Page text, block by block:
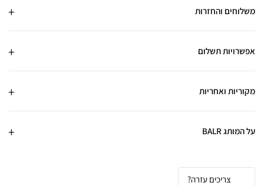
משלוחים והחזרות
אפשרויות תשלום
מקוריות ואחריות
על המותג BALR
צריכים עזרה?